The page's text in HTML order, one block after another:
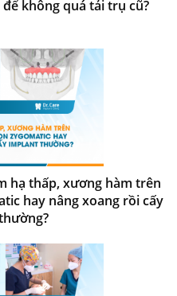
không quá tải trụ cũ?
hạ thấp, xương hàm trên
hay nâng xoang rồi cấy